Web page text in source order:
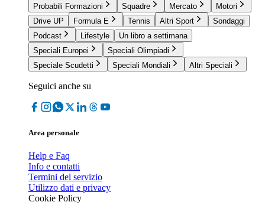
Probabili Formazioni
Squadre Mercato
Motori
Drive UP
Formula E Tennis Altri Sport
Sondaggi
Podcast
Lifestyle
Un libro a settimana
Speciali Europei
Speciali Olimpiadi
Speciale Scudetti
Speciali Mondiali Altri Speciali
Seguici anche su
Area personale
Help e Faq
Info e contatti
Termini del servizio
Utilizzo dati e privacy
Cookie Policy